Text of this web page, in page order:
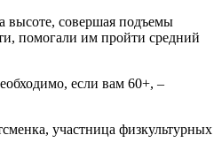
высоте, совершая подъемы
помогали им пройти средний
если вам 60+, –
участница физкультурных